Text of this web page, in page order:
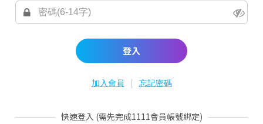
登入
加入會員 | 忘記密碼
快速登入 (需先完成1111會員帳號綁定)